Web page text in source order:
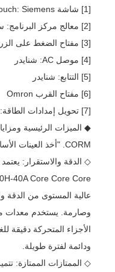
[1] شاشة PLC Touch: Siemens ، ألمانيا
[2] معالج مركز البرنامج: سيمنز ، ألمانيا
[3] مفتاح الضغط على الزر: سيمنز ، ألمانيا
[4] موصل AC: شنايدر
[5] التتابع: شنايدر
[6] مفتاح القرب Omron
[7] تحويل إمدادات الطاقة: مينغوي ، تايوان
CORM. "أخذ العينات الأساسية خارج توجيه التزلج.
◇ الدقة والاستقرار: يعتمد
عالية المستوى من الدقة
وصارمة. يستخدم معدات
الأجزاء المتحركة دقيقة
ودائمة لفترة طويلة.